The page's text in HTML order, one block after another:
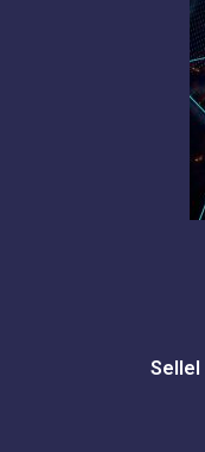
Sellel